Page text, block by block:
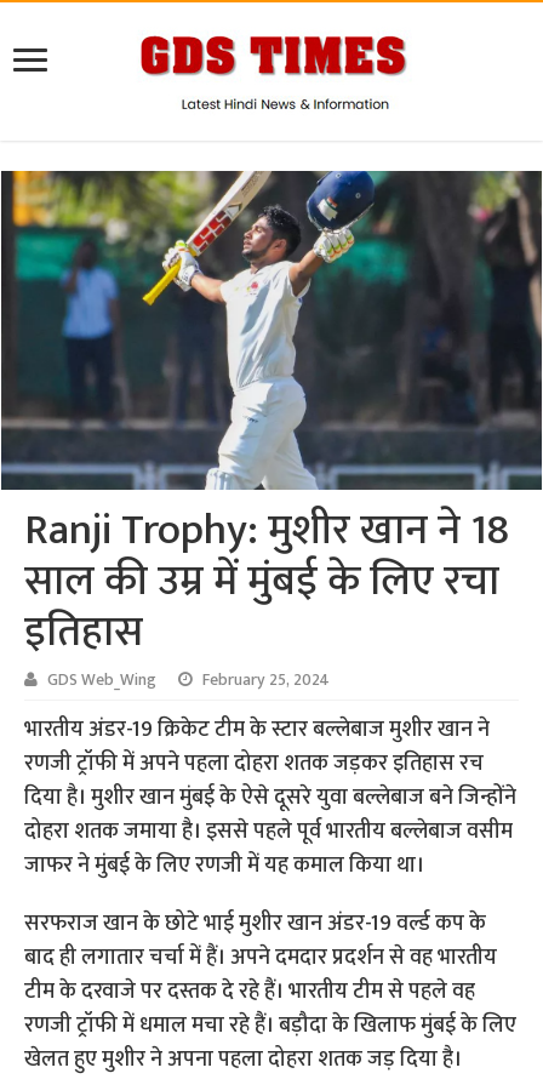
Ranji Trophy: मुशीर खान ने 18
साल की उम्र में मुंबई के लिए रचा
इतिहास
GDS Web_Wing February 25, 2024
भारतीय अंडर-19 क्रिकेट टीम के स्टार बल्लेबाज मुशीर खान ने
रणजी ट्रॉफी में अपने पहला दोहरा शतक जड़कर इतिहास रच
दिया है। मुशीर खान मुंबई के ऐसे दूसरे युवा बल्लेबाज बने जिन्होंने
दोहरा शतक जमाया है। इससे पहले पूर्व भारतीय बल्लेबाज वसीम
जाफर ने मुंबई के लिए रणजी में यह कमाल किया था।
सरफराज खान के छोटे भाई मुशीर खान अंडर-19 वर्ल्ड कप के
बाद ही लगातार चर्चा में हैं। अपने दमदार प्रदर्शन से वह भारतीय
टीम के दरवाजे पर दस्तक दे रहे हैं। भारतीय टीम से पहले वह
रणजी ट्रॉफी में धमाल मचा रहे हैं। बड़ौदा के खिलाफ मुंबई के लिए
खेलत हुए मुशीर ने अपना पहला दोहरा शतक जड़ दिया है।